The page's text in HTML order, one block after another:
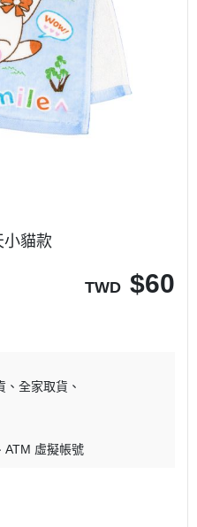
小貓款
TWD $60
全家取貨
ATM 虛擬帳號